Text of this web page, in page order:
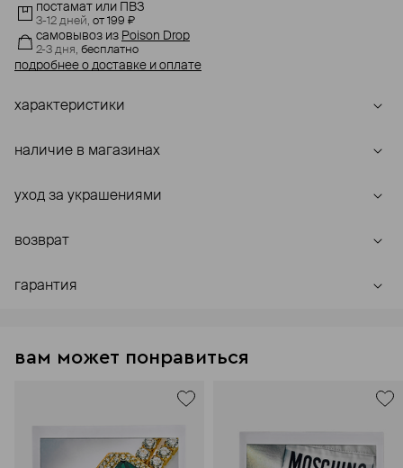
постамат или ПВЗ
3-12 дней, от 199 ₽
самовывоз из Poison Drop
2-3 дня, бесплатно
подробнее о доставке и оплате
характеристики
наличие в магазинах
уход за украшениями
возврат
гарантия
вам может понравиться